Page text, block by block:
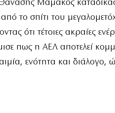
Μαμάκος
το σπίτι του
ότι τέτοιες ακραίες
πως η ΑΕΛ αποτελεί
ενότητα και διάλογο,